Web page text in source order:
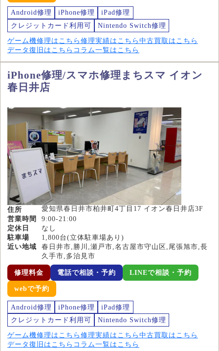
Android修理 iPhone修理
iPad修理
クレジットカード利用可
Nintendo Switch修理
ゲーム機修理はこちら 修理実績はこちら 中古買取はこちら
データ復旧はこちら コラム一覧はこちら
iPhone修理/スマホ修理まちスマ イオン
春日井店
住所
愛知県春日井市柏井町4丁目17 イオン春日井店3F
営業時間
9:00-21:00
定休日
なし
駐車場
1,800台(立体駐車場あり)
近い地域
春日井市,勝川,瀬戸市,名古屋市守山区,尾張旭市,長
久手市,多治見市
修理料金 電話で相談・予約 LINEで相談・予約
webで予約
Android修理 iPhone修理
iPad修理
クレジットカード利用可
Nintendo Switch修理
ゲーム機修理はこちら 修理実績はこちら 中古買取はこちら
データ復旧はこちら コラム一覧はこちら